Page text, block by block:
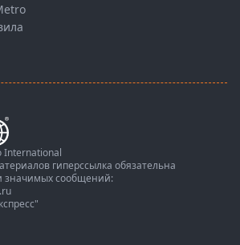
International
гиперссылка обязательна
значимых сообщений: